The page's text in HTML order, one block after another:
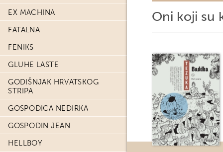
EX MACHINA
FATALNA
FENIKS
GLUHE LASTE
GODIŠNJAK HRVATSKOG
STRIPA
GOSPOĐICA NEDIRKA
GOSPODIN JEAN
HELLBOY
Oni koji su